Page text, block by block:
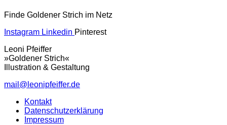
Finde Goldener Strich im Netz
Instagram Linkedin Pinterest
Leoni Pfeiffer
»Goldener Strich«
Illustration & Gestaltung
mail@leonipfeiffer.de
Kontakt
Datenschutzerklärung
Impressum